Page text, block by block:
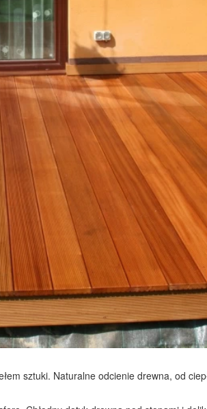
sztuki. Naturalne odcienie drewna, od